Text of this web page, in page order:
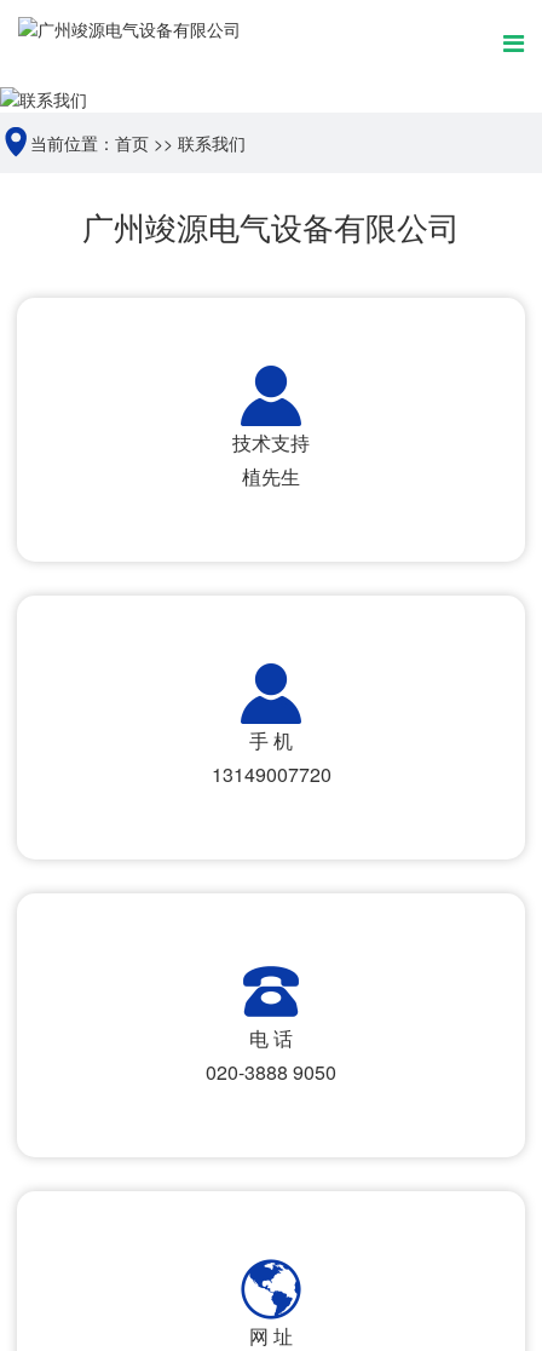
当前位置： 首页 >> 联系我们
广州竣源电气设备有限公司
技术支持
植先生
手 机
13149007720
电 话
020-3888 9050
网 址